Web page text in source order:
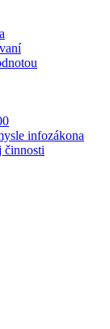
infozákona
činnosti